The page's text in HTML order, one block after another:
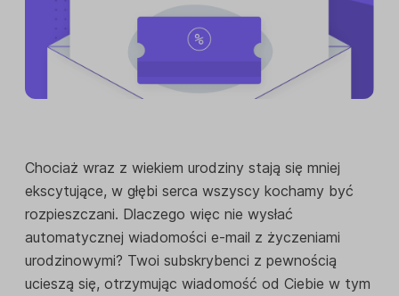
Chociaż wraz z wiekiem urodziny stają się mniej
ekscytujące, w głębi serca wszyscy kochamy być
rozpieszczani. Dlaczego więc nie wysłać
automatycznej wiadomości e-mail z życzeniami
urodzinowymi? Twoi subskrybenci z pewnością
ucieszą się, otrzymując wiadomość od Ciebie w tym